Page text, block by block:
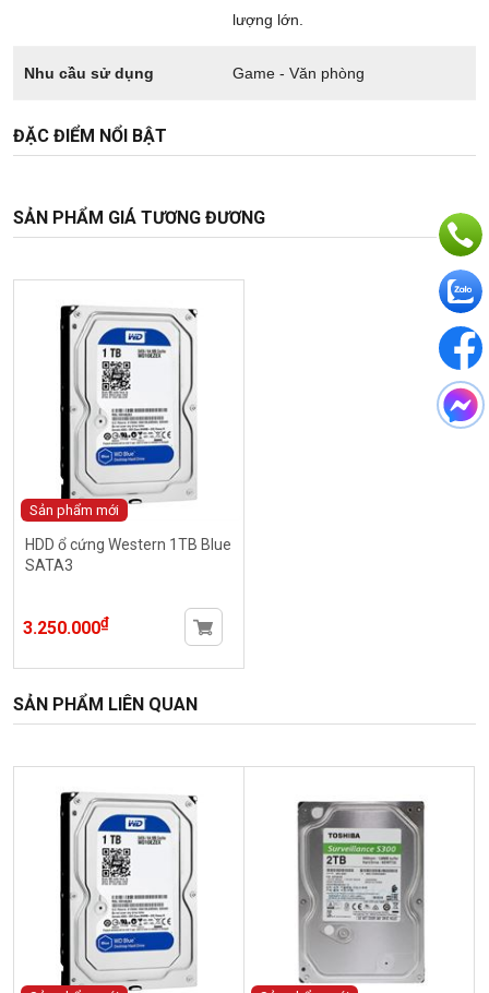
lượng lớn.
Nhu cầu sử dụng Game - Văn phòng
ĐẶC ĐIỂM NỔI BẬT
SẢN PHẨM GIÁ TƯƠNG ĐƯƠNG
Sản phẩm mới
HDD ổ cứng Western 1TB Blue
SATA3
3.250.000₫
SẢN PHẨM LIÊN QUAN